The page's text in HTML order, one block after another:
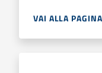
VAI ALLA PAGINA